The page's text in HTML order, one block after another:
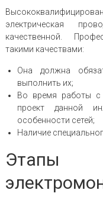
электрическая
качественной.
такими качествами:
Она должна
выполнить их;
Во время работы с
проект данной
особенности сетей;
Наличие
Этапы